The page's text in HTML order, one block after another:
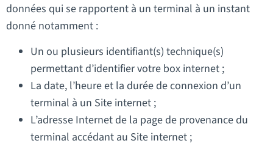
données qui se rapportent à un terminal à un instant
donné notamment :
Un ou plusieurs identifiant(s) technique(s)
permettant d’identifier votre box internet ;
La date, l’heure et la durée de connexion d’un
terminal à un Site internet ;
L’adresse Internet de la page de provenance du
terminal accédant au Site internet ;